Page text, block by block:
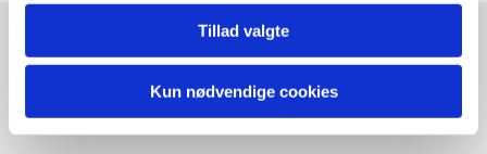
Tillad valgte
Kun nødvendige cookies
Privatlivspolitik Log på ChurchDesk